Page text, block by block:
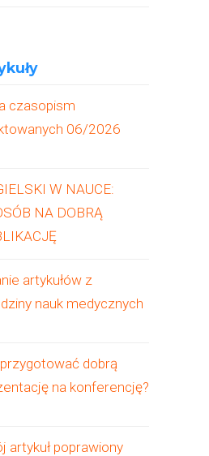
czasopism
06/2026
W NAUCE:
NA DOBRĄ
artykułów z
nauk medycznych
dobrą
na konferencję?
artykuł poprawiony